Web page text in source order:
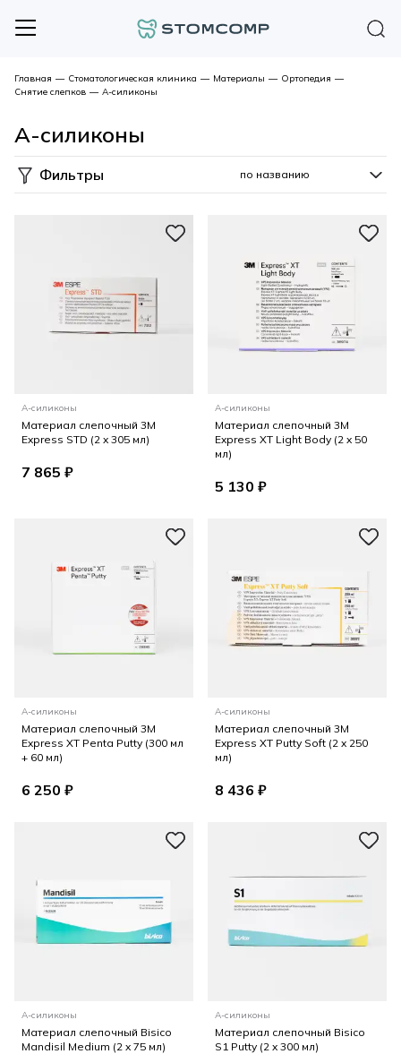
Главная — Стоматологическая клиника — Материалы — Ортопедия —
Снятие слепков — А-силиконы
А-силиконы
Фильтры
А-силиконы
Материал слепочный 3M
Express STD (2 x 305 мл)
7 865 ₽
А-силиконы
Материал слепочный 3M
Express XT Light Body (2 x 50
мл)
5 130 ₽
А-силиконы
Материал слепочный 3M
Express XT Penta Putty (300 мл
+ 60 мл)
6 250 ₽
А-силиконы
Материал слепочный 3M
Express XT Putty Soft (2 x 250
мл)
8 436 ₽
А-силиконы
Материал слепочный Bisico
Mandisil Medium (2 x 75 мл)
А-силиконы
Материал слепочный Bisico
S1 Putty (2 x 300 мл)